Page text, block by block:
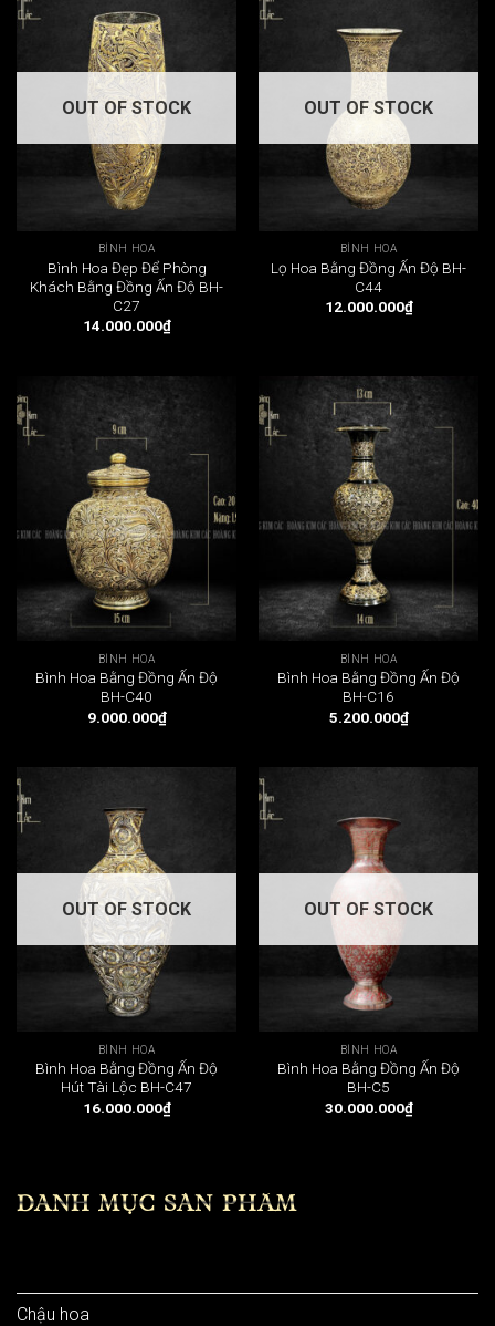
OUT OF STOCK
BÌNH HOA
Bình Hoa Đẹp Để Phòng
Khách Bằng Đồng Ấn Độ BH-
C27
14.000.000₫
OUT OF STOCK
BÌNH HOA
Lọ Hoa Bằng Đồng Ấn Độ BH-
C44
12.000.000₫
BÌNH HOA
Bình Hoa Bằng Đồng Ấn Độ
BH-C40
9.000.000₫
BÌNH HOA
Bình Hoa Bằng Đồng Ấn Độ
BH-C16
5.200.000₫
OUT OF STOCK
BÌNH HOA
Bình Hoa Bằng Đồng Ấn Độ
Hút Tài Lộc BH-C47
16.000.000₫
OUT OF STOCK
BÌNH HOA
Bình Hoa Bằng Đồng Ấn Độ
BH-C5
30.000.000₫
DANH MỤC SẢN PHẨM
Chậu hoa